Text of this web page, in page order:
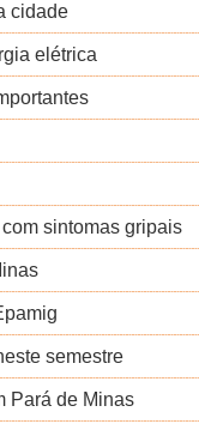
cidade
elétrica
sintomas gripais
semestre
Pará de Minas